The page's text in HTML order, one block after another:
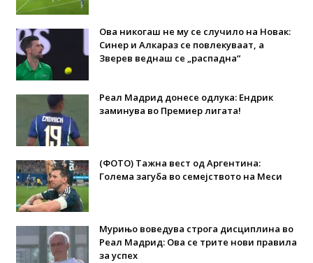
Ова никогаш не му се случило на Новак:
Синер и Алкараз се повлекуваат, а
Зверев веднаш се „распадна“
Реал Мадрид донесе одлука: Eндрик
заминува во Премиер лигата!
(ФОТО) Тажна вест од Аргентина:
Голема загуба во семејството на Меси
Мурињо воведува строга дисциплина во
Реал Мадрид: Ова се трите нови правила
за успех